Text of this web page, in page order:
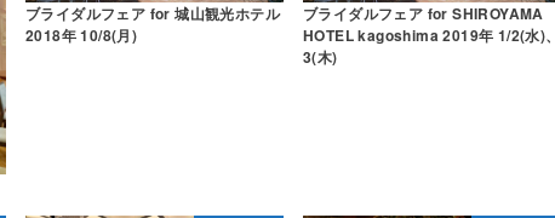
ブライダルフェア for 城山観光ホテル
2018年 10/8(月)
ブライダルフェア for SHIROYAMA
HOTEL kagoshima 2019年 1/2(水)、
3(木)